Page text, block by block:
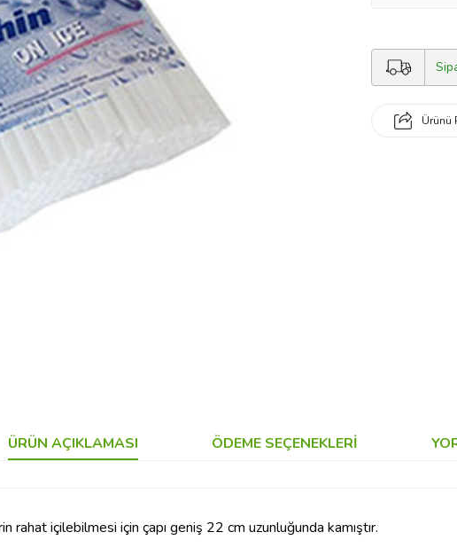
Ürünü
ÜRÜN AÇIKLAMASI ÖDEME SEÇENEKLERI
rahat içilebilmesi için çapı geniş 22 cm uzunluğunda kamıştır.